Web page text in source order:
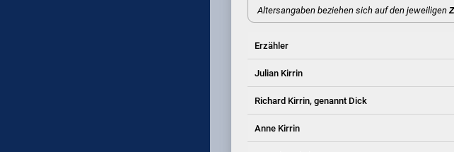
Altersangaben beziehen sich auf den jeweiligen
Erzähler
Julian Kirrin
Richard Kirrin, genannt Dick
Anne Kirrin